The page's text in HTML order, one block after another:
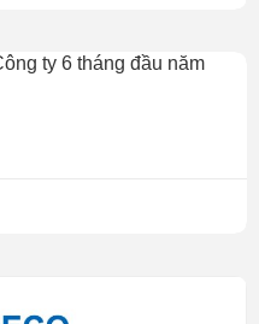
ty 6 tháng đầu năm